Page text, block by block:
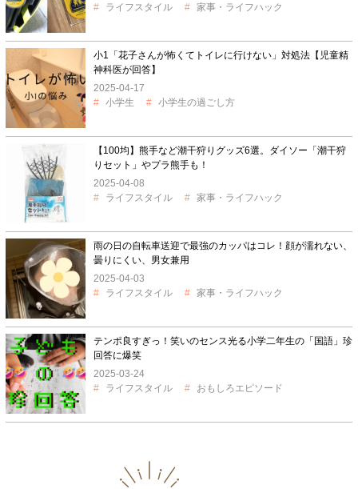
ライフスタイル
家事・ライフハック
小1「花子さんが怖くてトイレに行けない」対処法【児童精
神科医が回答】
2025-04-17
小学生
小学生の過ごし方
【100均】熊手など潮干狩りグッズ6選。ダイソー「潮干狩
りセット」やプラ熊手も！
2025-04-08
ライフスタイル
家事・ライフハック
雨の日の自転車送迎で最強のカッパはコレ！顔が濡れない、
曇りにくい、男女兼用
2025-04-03
ライフスタイル
家事・ライフハック
テンポ良すぎっ！笑いのセンス光る小学二年生の「国語」珍
回答に爆笑
2025-03-24
ライフスタイル
おもしろエピソード